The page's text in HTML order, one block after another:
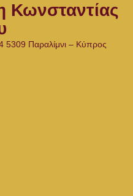
Κωνσταντίας
5309 Παραλίμνι – Κύπρος